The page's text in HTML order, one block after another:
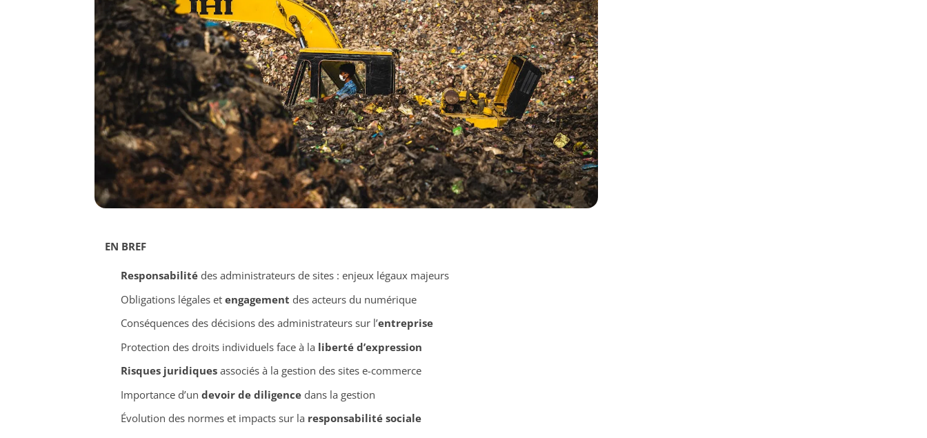
EN BREF
Responsabilitédes administrateurs de sites : enjeux légaux majeurs
Obligations légales et engagement des acteurs du numérique
Conséquences des décisions des administrateurs sur l’entreprise
Protection des droits individuels face à la liberté d’expression
Risques juridiquesassociés à la gestion des sites e-commerce
Importance d’un devoir de diligencedans la gestion
Évolution des normes et impacts sur la responsabilité sociale